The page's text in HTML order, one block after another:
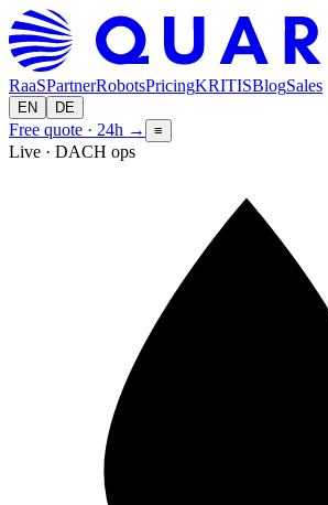
RaaSPartnerRobotsPricingKRITISBlogSales
EN DE
Free quote · 24h → ≡
Live · DACH ops